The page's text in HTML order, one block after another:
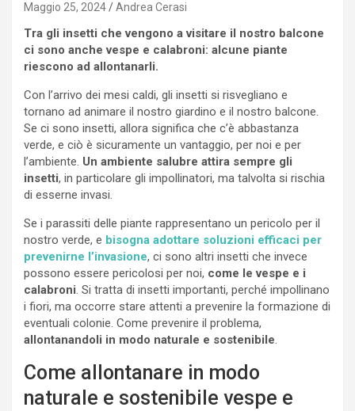
Maggio 25, 2024 Andrea Cerasi
Tra gli insetti che vengono a visitare il nostro balcone
ci sono anche vespe e calabroni: alcune piante
riescono ad allontanarli.
Con l’arrivo dei mesi caldi, gli insetti si risvegliano e
tornano ad animare il nostro giardino e il nostro balcone.
Se ci sono insetti, allora significa che c’è abbastanza
verde, e ciò è sicuramente un vantaggio, per noi e per
l’ambiente. Un ambiente salubre attira sempre gli
insetti, in particolare gli impollinatori, ma talvolta si rischia
di esserne invasi.
Se i parassiti delle piante rappresentano un pericolo per il
nostro verde, e bisogna adottare soluzioni efficaci per
prevenirne l’invasione, ci sono altri insetti che invece
possono essere pericolosi per noi, come le vespe e i
calabroni. Si tratta di insetti importanti, perché impollinano
i fiori, ma occorre stare attenti a prevenire la formazione di
eventuali colonie. Come prevenire il problema,
allontanandoli in modo naturale e sostenibile.
Come allontanare in modo
naturale e sostenibile vespe e